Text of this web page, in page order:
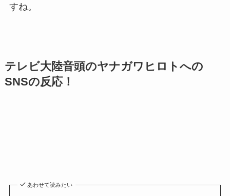
すね。
テレビ大陸音頭のヤナガワヒロトへの
SNSの反応！
あわせて読みたい